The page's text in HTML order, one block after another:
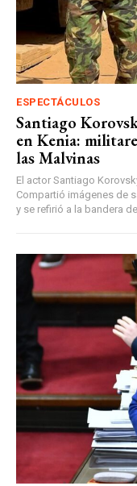
ESPECTÁCULOS
Santiago
en Kenia:
las Malvinas
El actor Santiago
Compartió imágenes de
y se refirió a la bandera